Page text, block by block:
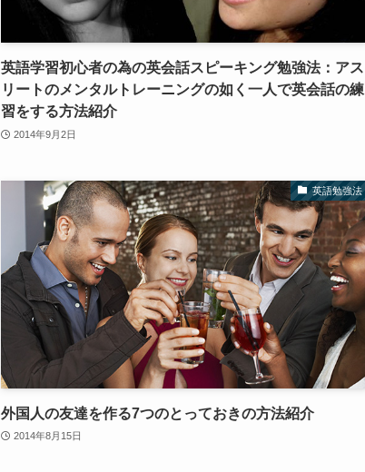
英語学習初心者の為の英会話スピーキング勉強法：アス
リートのメンタルトレーニングの如く一人で英会話の練
習をする方法紹介
2014年9月2日
英語勉強法
外国人の友達を作る7つのとっておきの方法紹介
2014年8月15日